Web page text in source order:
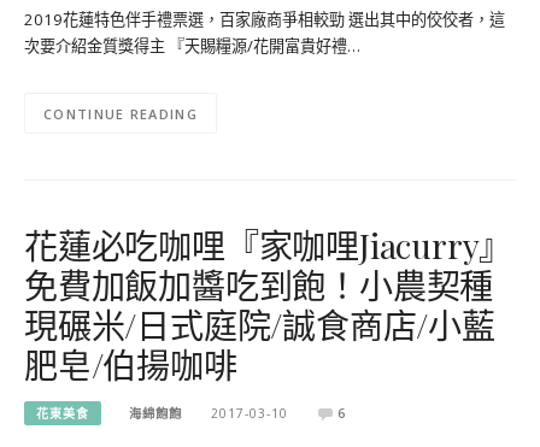
2019花蓮特色伴手禮票選，百家廠商爭相較勁 選出其中的佼佼者，這
次要介紹金質獎得主 『天賜糧源/花開富貴好禮…
CONTINUE READING
花蓮必吃咖哩『家咖哩Jiacurry』
免費加飯加醬吃到飽！小農契種
現碾米/日式庭院/誠食商店/小藍
肥皂/伯揚咖啡
花東美食 海綿飽飽 2017-03-10 6